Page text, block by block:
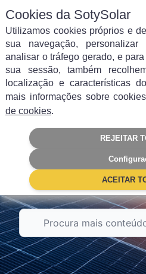
Filtrar por categoria
Autoconsumo
Painéis Solares
Subsídios Empresas
Cookies da SotySolar
Utilizamos cookies próprios e
sua navegação,
analisar o tráfego gerado, e
sua sessão, também
localização e características
mais informações sobre
de cookies.
REJEITAR
ACEITAR